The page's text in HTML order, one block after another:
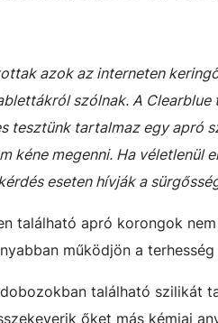
azok az interneten
szólnak. A
tesztünk tartalmaz egy apró
kéne megenni. Ha
eseten hívják a
található apró korongok
működjön a
található szilikát
őket más kémiai